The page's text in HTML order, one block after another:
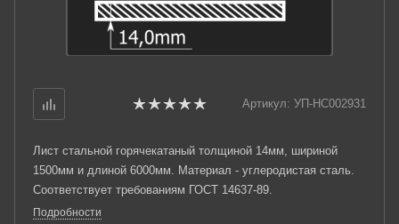
Артикул: УП-НС002931
Лист стальной горячекатаный толщиной 14мм, шириной
1500мм и длиной 6000мм. Материал - углеродистая сталь.
Соответствует требованиям ГОСТ 14637-89.
Подробности